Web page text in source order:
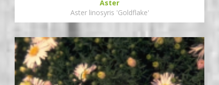
Aster
Aster linosyris 'Goldflake'